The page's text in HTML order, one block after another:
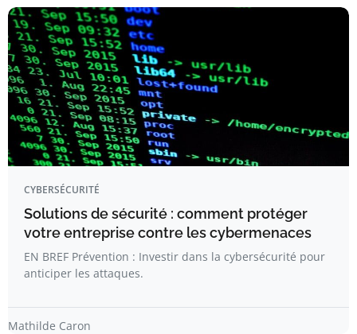
CYBERSÉCURITÉ
Solutions de sécurité : comment protéger
votre entreprise contre les cybermenaces
EN BREF Prévention : Investir dans la cybersécurité pour
anticiper les attaques.
Mathilde Caron